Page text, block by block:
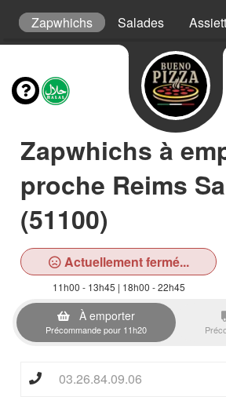
Zapwhichs Salades
Zapwhichs à
proche Reims
(51100)
Actuellement fermé...
11h00 - 13h45 | 18h00 - 22h45
À emporter
Précommande pour 11h20
03.26.84.09.06